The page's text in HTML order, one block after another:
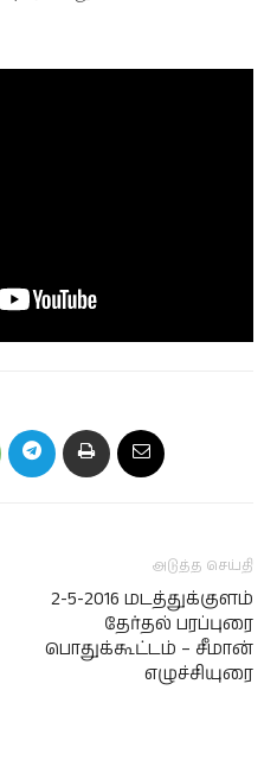
அடுத்த செய்தி
2-5-2016 மடத்துக்குளம்
தேர்தல் பரப்புரை
பொதுக்கூட்டம் – சீமான்
எழுச்சியுரை